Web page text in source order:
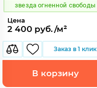
звезда огненной свободы
Цена
2 400 руб./м²
Заказ в 1 клик
В корзину